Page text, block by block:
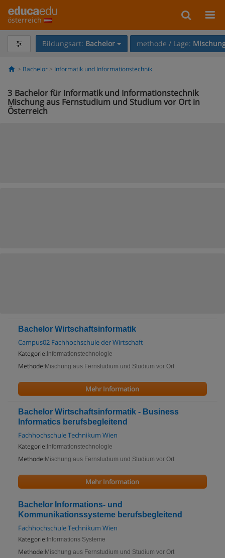
österreich
Bildungsart: Bachelor methode / Lage:
Bachelor Informatik und Informationstechnik
3 Bachelor für Informatik und Informationstechnik
Mischung aus Fernstudium und Studium vor Ort in
Österreich
Bachelor Wirtschaftsinformatik
Campus02 Fachhochschule der Wirtschaft
Kategorie: Informationstechnologie
Methode: Mischung aus Fernstudium und Studium vor Ort
Mehr Information
Bachelor Wirtschaftsinformatik - Business
Informatics berufsbegleitend
Fachhochschule Technikum Wien
Kategorie: Informationstechnologie
Methode: Mischung aus Fernstudium und Studium vor Ort
Mehr Information
Bachelor Informations- und
Kommunikationssysteme berufsbegleitend
Fachhochschule Technikum Wien
Kategorie: Informations Systeme
Methode: Mischung aus Fernstudium und Studium vor Ort